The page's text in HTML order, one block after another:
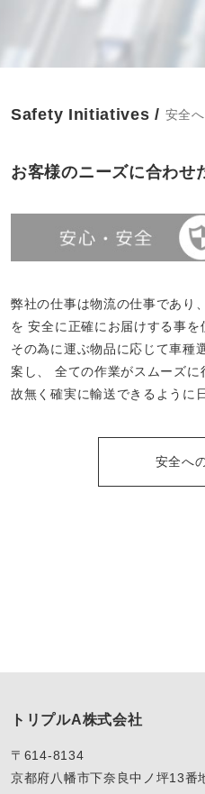
Safety Initiatives / 安全
お客様のニーズに合わせ
弊社の仕事は物流の仕事であり
を 安全に正確にお届けする事を
その為に運ぶ物品に応じて車種
案し、
全ての作業がスムーズに
故無く確実に輸送できるように
安全へ
トリプルA株式会社
〒614-8134
京都府八幡市下奈良中ノ坪13番